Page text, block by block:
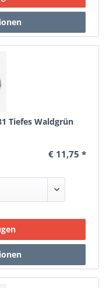
Tiefes Waldgrün
€ 11,75 *